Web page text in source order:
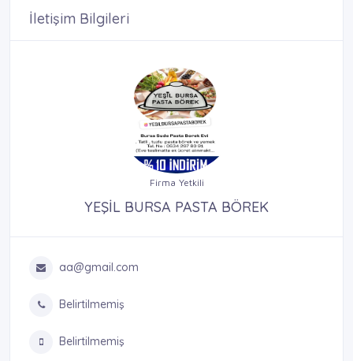
İletişim Bilgileri
Firma Yetkili
YEŞİL BURSA PASTA BÖREK
aa@gmail.com
Belirtilmemiş
Belirtilmemiş